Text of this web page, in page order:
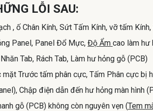
LỖI SAU:
, ố Chân Kính, Sứt Tấm Kính, vỡ tấm
Panel, Panel Đổ Mực, Độ Ẩm cao làm hư
Tab, Rách Tab, Làm hư hỏng gỗ (PCB)
Trước tấm phân cực, Tấm Phân cực bị
Chập điện dẫn đến hư hỏng màn hình
gỗ (PCB) không còn nguyên vẹn (Tem